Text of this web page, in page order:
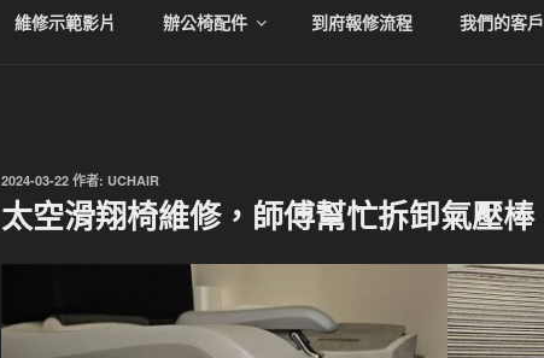
維修示範影片 辦公椅配件 到府報修流程 我們的客戶
發
於
2024-03-22 作者: UCHAIR
太空滑翔椅維修，師傅幫忙拆卸氣壓棒